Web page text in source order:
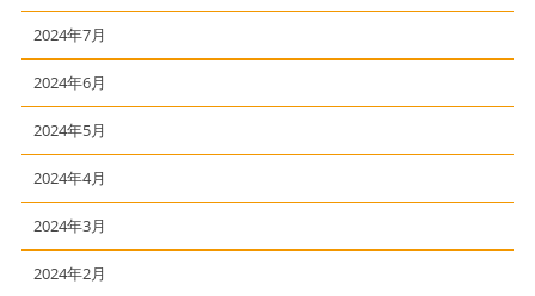
2024年7月
2024年6月
2024年5月
2024年4月
2024年3月
2024年2月